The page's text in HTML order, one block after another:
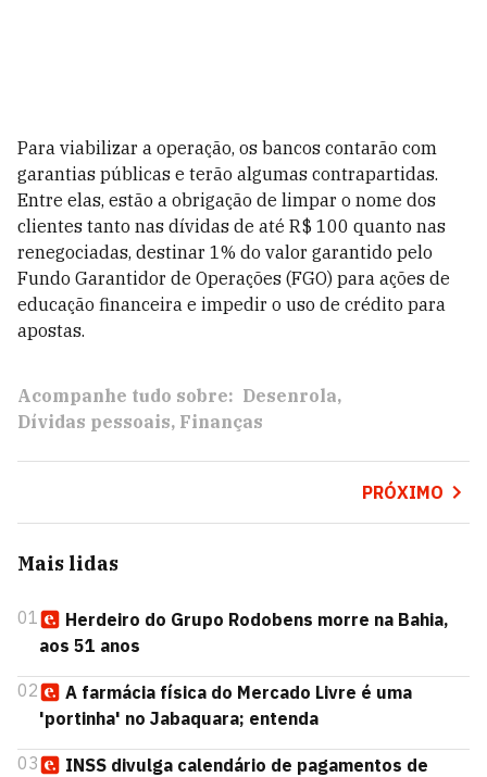
Para viabilizar a operação, os bancos contarão com
garantias públicas e terão algumas contrapartidas.
Entre elas, estão a obrigação de limpar o nome dos
clientes tanto nas dívidas de até R$ 100 quanto nas
renegociadas, destinar 1% do valor garantido pelo
Fundo Garantidor de Operações (FGO) para ações de
educação financeira e impedir o uso de crédito para
apostas.
Acompanhe tudo sobre: Desenrola
Dívidas pessoais Finanças
PRÓXIMO
Mais lidas
01
Herdeiro do Grupo Rodobens morre na Bahia,
aos 51 anos
02
A farmácia física do Mercado Livre é uma
'portinha' no Jabaquara; entenda
03
INSS divulga calendário de pagamentos de